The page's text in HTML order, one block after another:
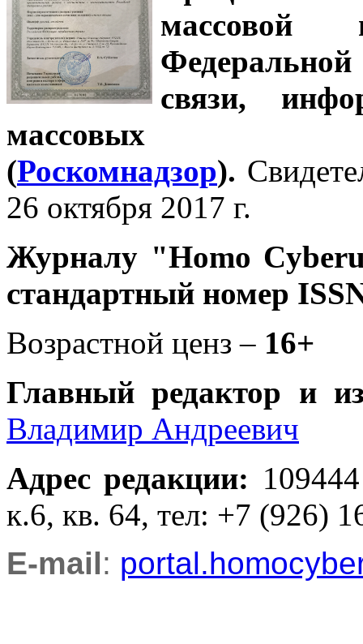
связи,
массовых
(Роскомнадзор).
26 октября 2017 г.
Журналу "Homo
стандартный номер
Возрастной ценз – 16+
Главный редактор и
Владимир Андреевич
Адрес редакции:
к.6, кв. 64, тел: +7 (926)
E-mail: